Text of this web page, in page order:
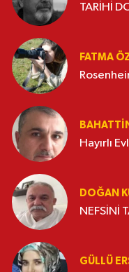
TARİHİ
FATMA
Hayırlı
DOĞAN
NEFSİNİ
GÜLLÜ